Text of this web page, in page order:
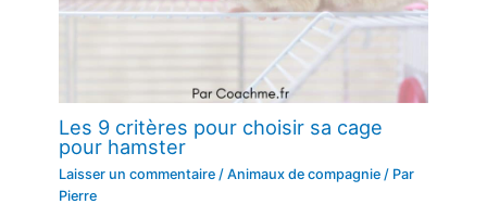
Les 9 critères pour choisir sa cage
pour hamster
Laisser un commentaire /Animaux de compagnie / Par
Pierre